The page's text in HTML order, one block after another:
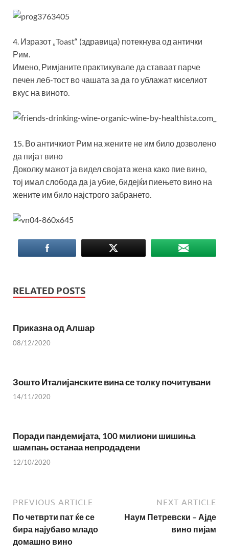
4. Изразот „Toast“ (здравица) потекнува од антички
Рим.
Имено, Римјаните практикувале да ставаат парче
печен леб-тост во чашата за да го ублажат киселиот
вкус на виното.
15. Во античкиот Рим на жените не им било дозволено
да пијат вино
Доколку мажот ја видел својата жена како пие вино,
тој имал слобода да ја убие, бидејќи пиењето вино на
жените им било најстрого забрането.
RELATED POSTS
Приказна од Алшар
08/12/2020
Зошто Италијанските вина се толку почитувани
14/11/2020
Поради пандемијата, 100 милиони шишиња
шампањ останаа непродадени
12/10/2020
PREVIOUS ARTICLE
По четврти пат ќе се
бира најубаво младо
домашно вино
NEXT ARTICLE
Наум Петревски – Ајде
вино пијам